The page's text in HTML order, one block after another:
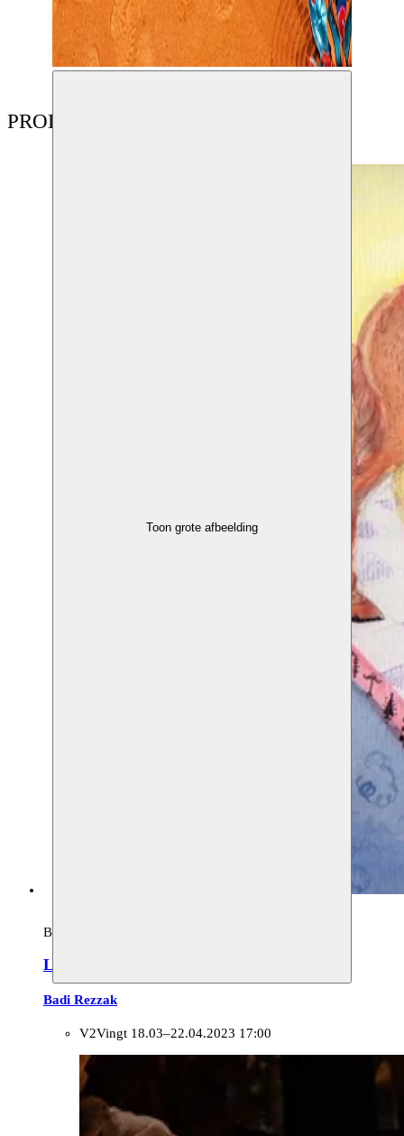
Toon grote afbeelding
PRODUCTIES
Beeldende kunst, archief
Les jardins de Malika
Badi Rezzak
V2Vingt 18.03–22.04.2023 17:00